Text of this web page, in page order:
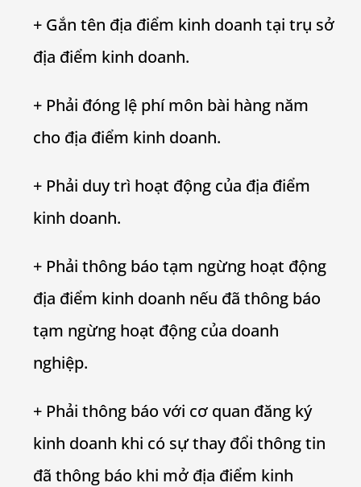
+ Gắn tên địa điểm kinh doanh tại trụ sở
địa điểm kinh doanh.
+ Phải đóng lệ phí môn bài hàng năm
cho địa điểm kinh doanh.
+ Phải duy trì hoạt động của địa điểm
kinh doanh.
+ Phải thông báo tạm ngừng hoạt động
địa điểm kinh doanh nếu đã thông báo
tạm ngừng hoạt động của doanh
nghiệp.
+ Phải thông báo với cơ quan đăng ký
kinh doanh khi có sự thay đổi thông tin
đã thông báo khi mở địa điểm kinh